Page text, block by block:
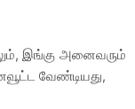
இங்கு அனைவரும்
வேண்டியது,